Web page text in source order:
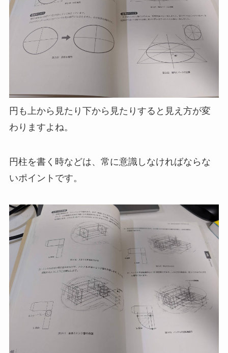
円も上から見たり下から見たりすると見え方が変
わりますよね。
円柱を書く時などは、常に意識しなければならな
いポイントです。